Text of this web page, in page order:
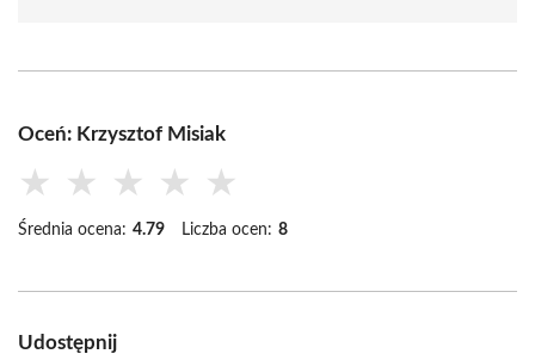
Oceń: Krzysztof Misiak
★ ★ ★ ★ ★
Średnia ocena: 4.79 Liczba ocen: 8
Udostępnij